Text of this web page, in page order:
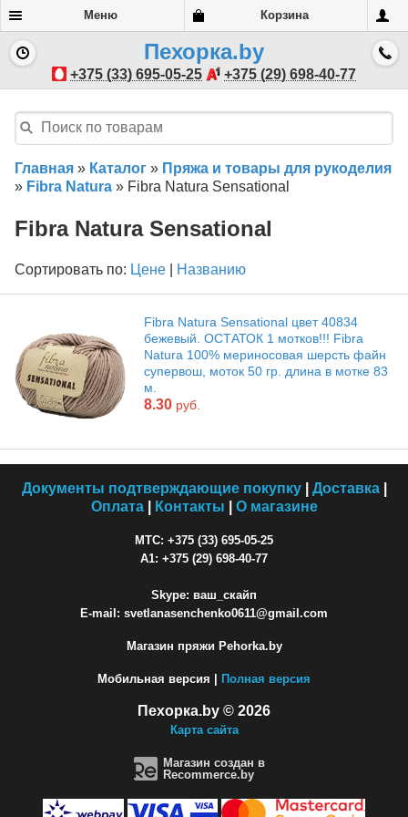
Меню Корзина
Пехорка.by
+375 (33) 695-05-25 +375 (29) 698-40-77
Главная » Каталог » Пряжа и товары для рукоделия
» Fibra Natura » Fibra Natura Sensational
Fibra Natura Sensational
Сортировать по: Цене Названию
Fibra Natura Sensational цвет 40834
бежевый. ОСТАТОК 1 мотков!!! Fibra
Natura 100% мериносовая шерсть файн
супервош, моток 50 гр. длина в мотке 83
м.
8.30 руб.
Документы подтверждающие покупку| Доставка|
Оплата| Контакты О магазине
МТС: +375 (33) 695-05-25
A1: +375 (29) 698-40-77
Skype: ваш_скайп
E-mail: svetlanasenchenko0611@gmail.com
Магазин пряжи Pehorka.by
Мобильная версия | Полная версия
Пехорка.by © 2026
Карта сайта
Магазин создан в
Recommerce.by